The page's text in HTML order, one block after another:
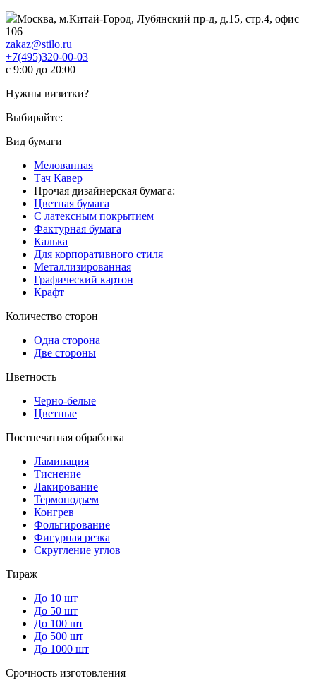
Москва, м.Китай-Город, Лубянский пр-д, д.15, стр.4, офис
106
zakaz@stilo.ru
+7(495)320-00-03
с 9:00 до 20:00
Нужны визитки?
Выбирайте:
Вид бумаги
Мелованная
Тач Кавер
Прочая дизайнерская бумага:
Цветная бумага
С латексным покрытием
Фактурная бумага
Калька
Для корпоративного стиля
Металлизированная
Графический картон
Крафт
Количество сторон
Одна сторона
Две стороны
Цветность
Черно-белые
Цветные
Постпечатная обработка
Ламинация
Тиснение
Лакирование
Термоподъем
Конгрев
Фольгирование
Фигурная резка
Скругление углов
Тираж
До 10 шт
До 50 шт
До 100 шт
До 500 шт
До 1000 шт
Срочность изготовления